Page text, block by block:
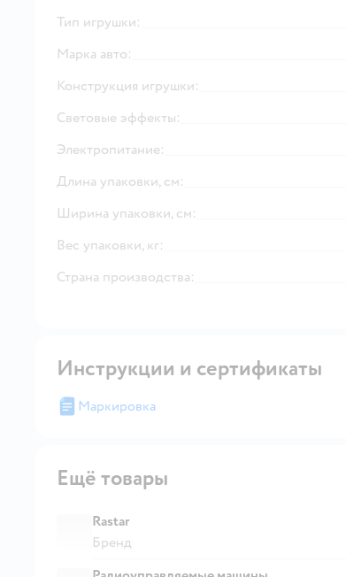
Тип игрушки:
Марка авто:
Конструкция игрушки:
Световые эффекты:
Электропитание:
Длина упаковки, см:
Ширина упаковки, см:
Вес упаковки, кг:
Страна производства:
Инструкции и сертификаты
Маркировка
Ещё товары
Rastar
Бренд